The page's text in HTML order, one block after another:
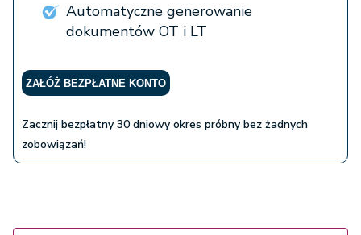
Automatyczne generowanie
dokumentów OT i LT
ZAŁÓŻ BEZPŁATNE KONTO
Zacznij bezpłatny 30 dniowy okres próbny bez żadnych
zobowiązań!